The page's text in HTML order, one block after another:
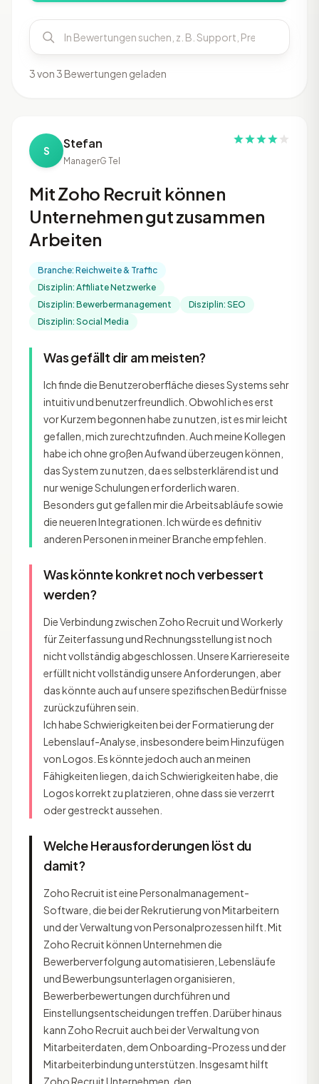
3 von 3 Bewertungen geladen
S Stefan
ManagerG Tel
Mit Zoho Recruit können
Unternehmen gut zusammen
Arbeiten
Branche: Reichweite & Traffic
Disziplin: Affiliate Netzwerke
Disziplin: Bewerbermanagement
Disziplin: SEO
Disziplin: Social Media
Was gefällt dir am meisten?
Ich finde die Benutzeroberfläche dieses Systems sehr
intuitiv und benutzerfreundlich. Obwohl ich es erst
vor Kurzem begonnen habe zu nutzen, ist es mir leicht
gefallen, mich zurechtzufinden. Auch meine Kollegen
habe ich ohne großen Aufwand überzeugen können,
das System zu nutzen, da es selbsterklärend ist und
nur wenige Schulungen erforderlich waren.
Besonders gut gefallen mir die Arbeitsabläufe sowie
die neueren Integrationen. Ich würde es definitiv
anderen Personen in meiner Branche empfehlen.
Was könnte konkret noch verbessert
werden?
Die Verbindung zwischen Zoho Recruit und Workerly
für Zeiterfassung und Rechnungsstellung ist noch
nicht vollständig abgeschlossen. Unsere Karriereseite
erfüllt nicht vollständig unsere Anforderungen, aber
das könnte auch auf unsere spezifischen Bedürfnisse
zurückzuführen sein.
Ich habe Schwierigkeiten bei der Formatierung der
Lebenslauf-Analyse, insbesondere beim Hinzufügen
von Logos. Es könnte jedoch auch an meinen
Fähigkeiten liegen, da ich Schwierigkeiten habe, die
Logos korrekt zu platzieren, ohne dass sie verzerrt
oder gestreckt aussehen.
Welche Herausforderungen löst du
damit?
Zoho Recruit ist eine Personalmanagement-
Software, die bei der Rekrutierung von Mitarbeitern
und der Verwaltung von Personalprozessen hilft. Mit
Zoho Recruit können Unternehmen die
Bewerberverfolgung automatisieren, Lebensläufe
und Bewerbungsunterlagen organisieren,
Bewerberbewertungen durchführen und
Einstellungsentscheidungen treffen. Darüber hinaus
kann Zoho Recruit auch bei der Verwaltung von
Mitarbeiterdaten, dem Onboarding-Prozess und der
Mitarbeiterbindung unterstützen. Insgesamt hilft
Zoho Recruit Unternehmen, den